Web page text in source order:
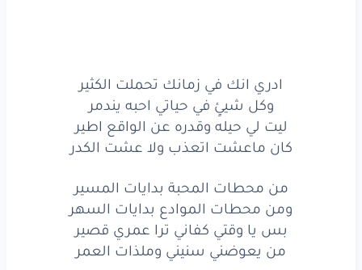
واحفظ
العزهبنفسك
مثل حفظالصور
ادريانكفي زمانك
تحملتالكثير
وكلشيئٍفي حياتي
احبهيندمر
ادري انك في زمانك تحملت الكثير
وكل شيئٍ في حياتي احبه يندمر
ليت لي حيله وقدره عن الواقع اطير
كان ماعشت اتعذب ولا عشت الكدر
من محطات المحبة بدايات المسير
ومن محطات الموادع بدايات السهر
بس يا وقتي كفاني ترا عمري قصير
من يعوضني سنيني وملذات العمر